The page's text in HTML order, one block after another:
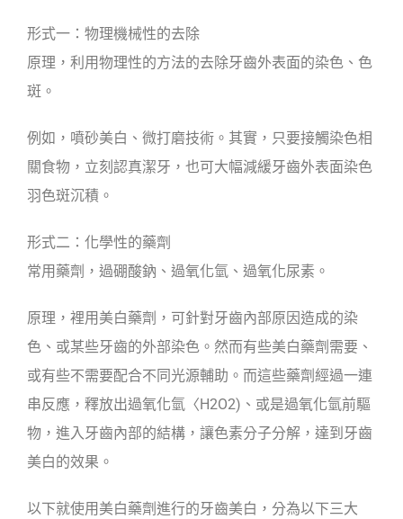
形式一：物理機械性的去除
原理，利用物理性的方法的去除牙齒外表面的染色、色
斑。
例如，噴砂美白、微打磨技術。其實，只要接觸染色相
關食物，立刻認真潔牙，也可大幅減緩牙齒外表面染色
羽色斑沉積。
形式二：化學性的藥劑
常用藥劑，過硼酸鈉、過氧化氫、過氧化尿素。
原理，裡用美白藥劑，可針對牙齒內部原因造成的染
色、或某些牙齒的外部染色。然而有些美白藥劑需要、
或有些不需要配合不同光源輔助。而這些藥劑經過一連
串反應，釋放出過氧化氫〈H2O2)、或是過氧化氫前驅
物，進入牙齒內部的結構，讓色素分子分解，達到牙齒
美白的效果。
以下就使用美白藥劑進行的牙齒美白，分為以下三大